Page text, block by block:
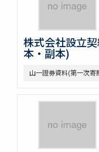
株式会社設立
本・副本)
山一證券資料(第一次寄